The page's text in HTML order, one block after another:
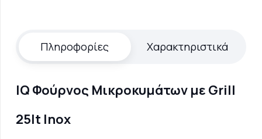
Grill
Inox
ποσότητα
Πληροφορίες Χαρακτηριστικά
IQ Φούρνος Μικροκυμάτων με Grill
25lt Inox